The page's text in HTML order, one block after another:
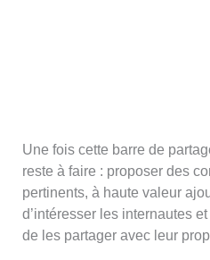
Une fois cette barre de
reste à faire : proposer des
pertinents, à haute valeur
d’intéresser les internautes
de les partager avec leur